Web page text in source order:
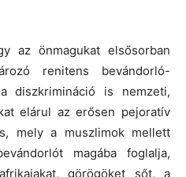
az önmagukat elsősorban
renitens bevándorló-
diszkrimináció is nemzeti,
elárul az erősen pejoratív
mely a muszlimok mellett
magába foglalja,
görögöket sőt, a